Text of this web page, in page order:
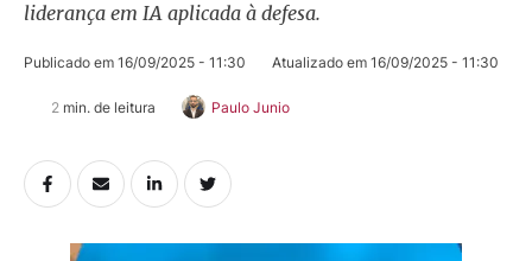
liderança em IA aplicada à defesa.
Publicado em 16/09/2025 - 11:30 Atualizado em 16/09/2025 - 11:30
2 min. de leitura Paulo Junio